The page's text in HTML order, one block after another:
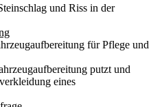
für Pflege und